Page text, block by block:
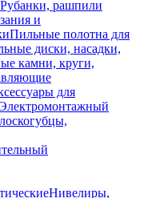
Рубанки, рашпили
и
Пильные полотна для
диски, насадки,
камни, круги,
для
Нивелиры,